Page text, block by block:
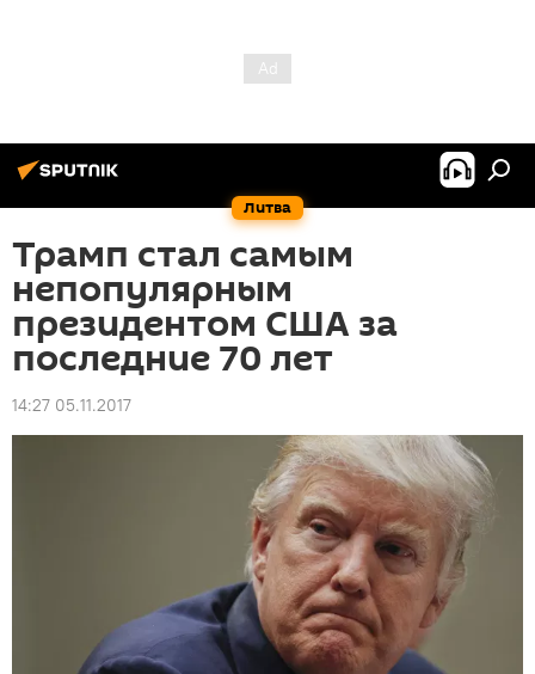
Литва
Трамп стал самым
непопулярным
президентом США за
последние 70 лет
14:27 05.11.2017